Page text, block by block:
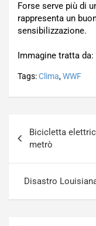
Forse serve più di
rappresenta un
sensibilizzazione.
Immagine tratta
Tags:Clima,WWF
articoli
Bicicletta
metrò
Disastro